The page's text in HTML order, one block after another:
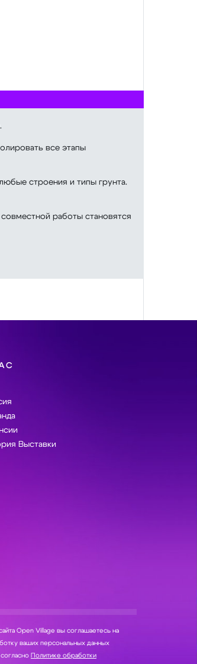
все этапы
строения и типы грунта.
работы становятся
Выставки
Open Village вы соглашаетесь на
Политике обработки